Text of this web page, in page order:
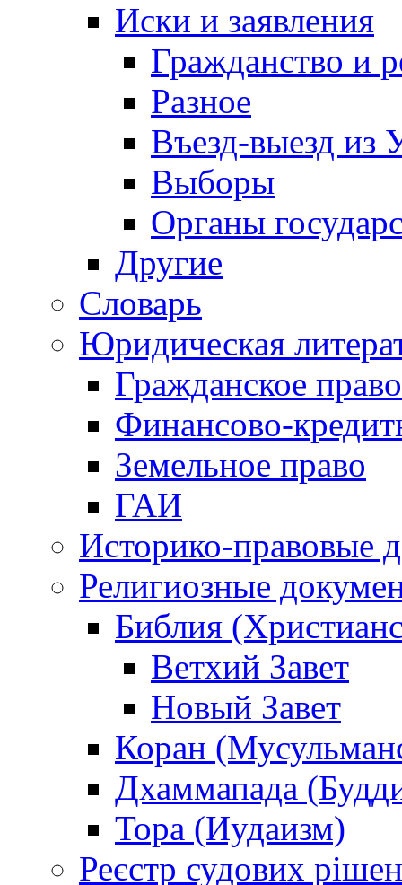
Иски и заявления
Гражданство и
Разное
Въезд-выезд из
Выборы
Органы
Другие
Словарь
Юридическая
Гражданское право
Финансово-
Земельное право
ГАИ
Историко-правовые
Религиозные
Библия
Ветхий Завет
Новый Завет
Коран
Дхаммапада
Тора (Иудаизм)
Реєстр судових